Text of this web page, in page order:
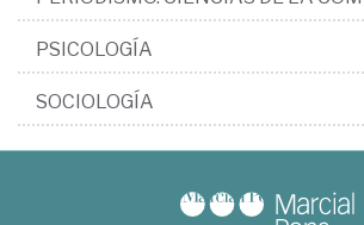
PSICOLOGÍA
SOCIOLOGÍA